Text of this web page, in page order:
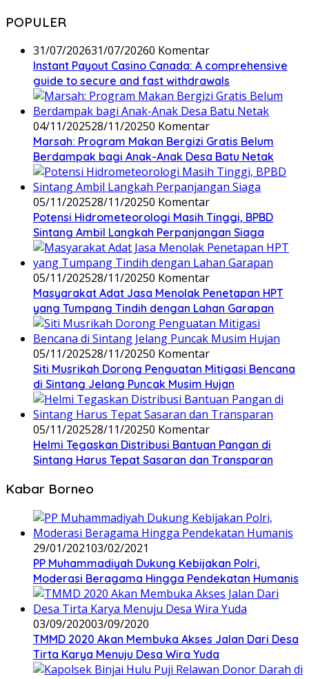
POPULER
31/07/202631/07/20260 Komentar
Instant Payout Casino Canada: A comprehensive
guide to secure and fast withdrawals
04/11/202528/11/20250 Komentar
Marsah: Program Makan Bergizi Gratis Belum
Berdampak bagi Anak-Anak Desa Batu Netak
05/11/202528/11/20250 Komentar
Potensi Hidrometeorologi Masih Tinggi, BPBD
Sintang Ambil Langkah Perpanjangan Siaga
05/11/202528/11/20250 Komentar
Masyarakat Adat Jasa Menolak Penetapan HPT
yang Tumpang Tindih dengan Lahan Garapan
05/11/202528/11/20250 Komentar
Siti Musrikah Dorong Penguatan Mitigasi Bencana
di Sintang Jelang Puncak Musim Hujan
05/11/202528/11/20250 Komentar
Helmi Tegaskan Distribusi Bantuan Pangan di
Sintang Harus Tepat Sasaran dan Transparan
Kabar Borneo
29/01/202103/02/2021
PP Muhammadiyah Dukung Kebijakan Polri,
Moderasi Beragama Hingga Pendekatan Humanis
03/09/202003/09/2020
TMMD 2020 Akan Membuka Akses Jalan Dari Desa
Tirta Karya Menuju Desa Wira Yuda